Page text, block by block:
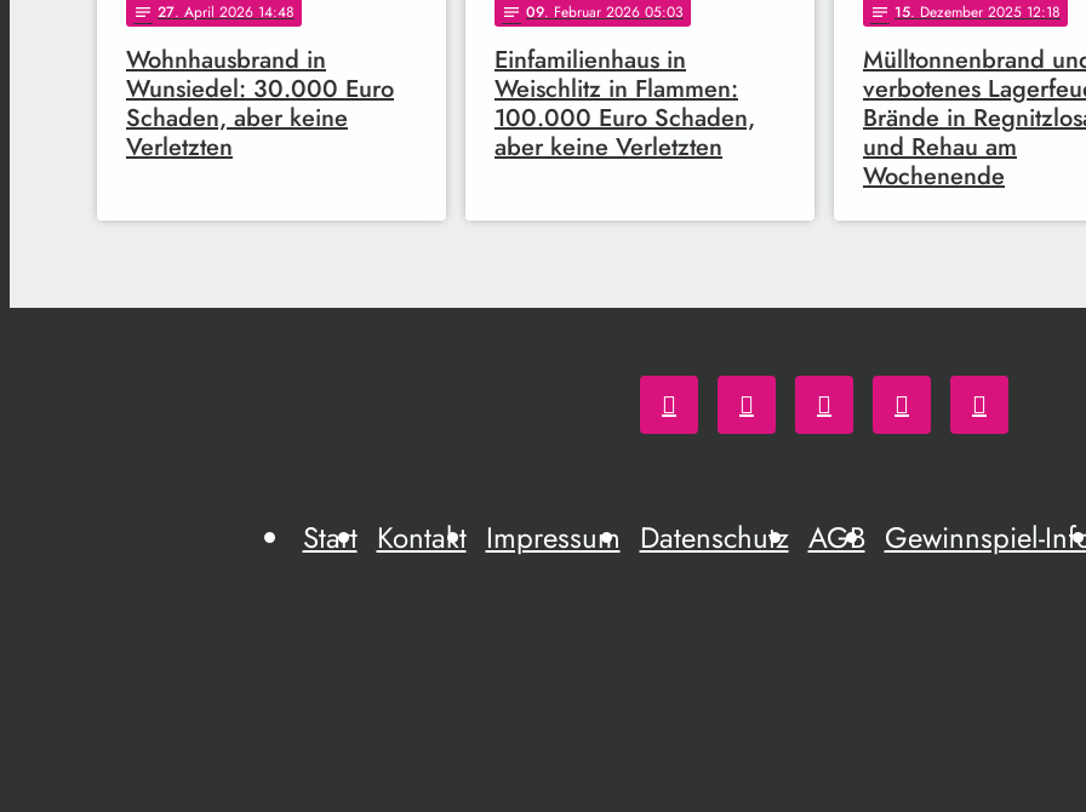
notes 27. April 2026 14:48
Wohnhausbrand in
Wunsiedel: 30.000 Euro
Schaden, aber keine
Verletzten
notes 09. Februar 2026 05:03
Einfamilienhaus in
Weischlitz in Flammen:
100.000 Euro Schaden,
aber keine Verletzten
notes 15. Dezember 2025 12:18
Mülltonnenbrand
verbotenes
Brände in
und Rehau am
Wochenende
Start Kontakt Impressum Datenschutz AGB Gewinnspiel-